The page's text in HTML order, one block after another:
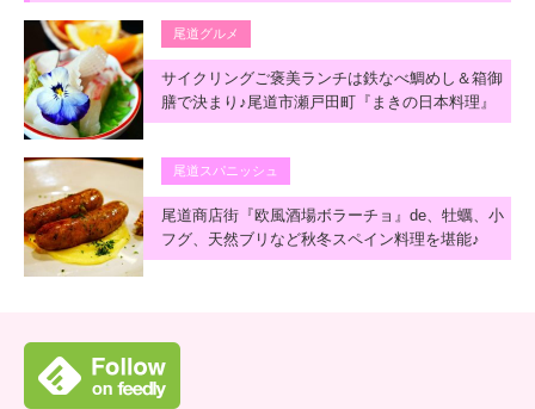
尾道グルメ
サイクリングご褒美ランチは鉄なべ鯛めし＆箱御
膳で決まり♪尾道市瀬戸田町『まきの日本料理』
尾道スパニッシュ
尾道商店街『欧風酒場ボラーチョ』de、牡蠣、小
フグ、天然ブリなど秋冬スペイン料理を堪能♪